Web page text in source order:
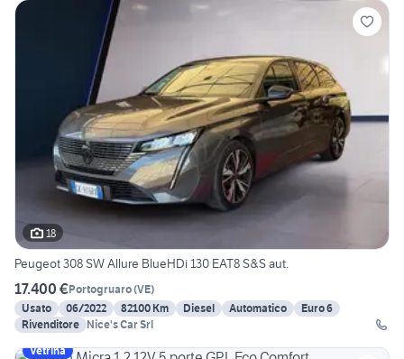
18
Peugeot 308 SW Allure BlueHDi 130 EAT8 S&S aut.
17.400 €Portogruaro(VE)
Usato
06/2022 82100 Km Diesel Automatico
Euro 6
Rivenditore Nice's Car Srl
Vetrina